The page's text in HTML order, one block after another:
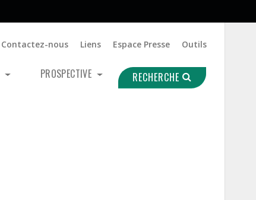
Contactez-nous Liens Espace Presse Outils
PROSPECTIVE RECHERCHE